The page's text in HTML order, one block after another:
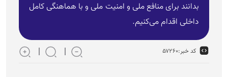
بدانند برای منافع ملی و امنیت ملی و با هماهنگی کامل
داخلی اقدام می‌کنیم.
کد خبر:۵۷۲۶۰